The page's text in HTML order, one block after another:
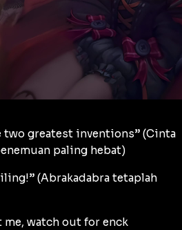
two greatest inventions” (Cinta
paling hebat)
(Abrakadabra tetaplah
watch out for enck